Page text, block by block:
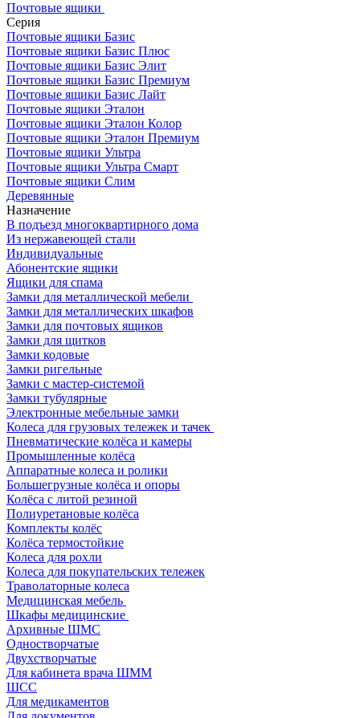
Почтовые ящики
Серия
Почтовые ящики Базис
Почтовые ящики Базис Плюс
Почтовые ящики Базис Элит
Почтовые ящики Базис Премиум
Почтовые ящики Базис Лайт
Почтовые ящики Эталон
Почтовые ящики Эталон Колор
Почтовые ящики Эталон Премиум
Почтовые ящики Ультра
Почтовые ящики Ультра Смарт
Почтовые ящики Слим
Деревянные
Назначение
В подъезд многоквартирного дома
Из нержавеющей стали
Индивидуальные
Абонентские ящики
Ящики для спама
Замки для металлической мебели
Замки для металлических шкафов
Замки для почтовых ящиков
Замки для щитков
Замки кодовые
Замки ригельные
Замки с мастер-системой
Замки тубулярные
Электронные мебельные замки
Колеса для грузовых тележек и тачек
Пневматические колёса и камеры
Промышленные колёса
Аппаратные колеса и ролики
Большегрузные колёса и опоры
Колёса с литой резиной
Полиуретановые колёса
Комплекты колёс
Колёса термостойкие
Колеса для рохли
Колеса для покупательских тележек
Траволаторные колеса
Медицинская мебель
Шкафы медицинские
Архивные ШМС
Одностворчатые
Двухстворчатые
Для кабинета врача ШММ
ШСС
Для медикаментов